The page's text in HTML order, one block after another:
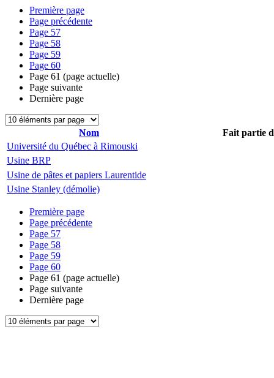
Première page
Page précédente
Page 57
Page 58
Page 59
Page 60
Page 61 (page actuelle)
Page suivante
Dernière page
Nom
Fait partie
Université du Québec à Rimouski
Usine BRP
Usine de pâtes et papiers Laurentide
Usine Stanley (démolie)
Première page
Page précédente
Page 57
Page 58
Page 59
Page 60
Page 61 (page actuelle)
Page suivante
Dernière page